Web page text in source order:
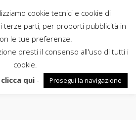
cookie tecnici e cookie di
terze parti, per proporti pubblicità in
le tue preferenze.
presti il consenso all'uso di tutti i
cookie.
clicca qui- Prosegui la navigazione